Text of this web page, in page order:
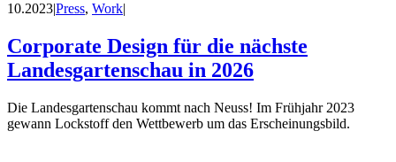
10.2023Press, Work
Corporate Design für die nächste
Landesgartenschau in 2026
Die Landesgartenschau kommt nach Neuss! Im Frühjahr 2023
gewann Lockstoff den Wettbewerb um das Erscheinungsbild.